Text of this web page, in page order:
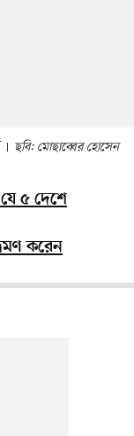
ছবি: মোছাব্বের হোসেন
৫ দেশে
করেন